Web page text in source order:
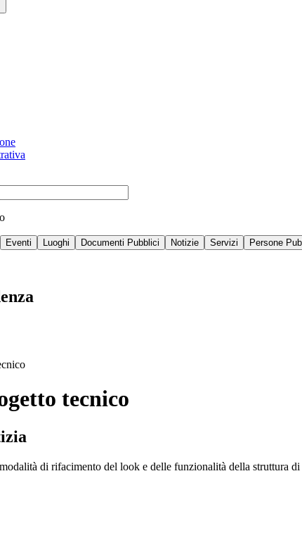
Eventi Luoghi Documenti Pubblici Notizie Servizi Persone
tecnico
di rifacimento del look e delle funzionalità della struttura